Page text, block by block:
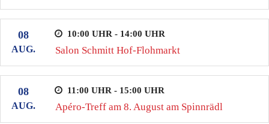
08
AUG.
10:00 UHR - 14:00 UHR
Salon Schmitt Hof-Flohmarkt
08
AUG.
11:00 UHR - 15:00 UHR
Apéro-Treff am 8. August am Spinnrädl